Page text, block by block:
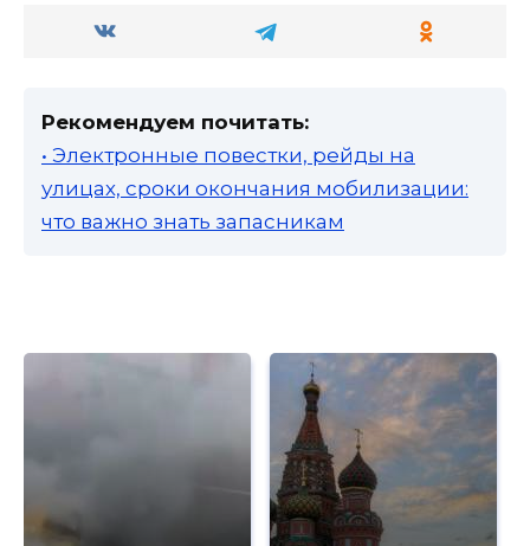
Рекомендуем почитать:
• Электронные повестки, рейды на
улицах, сроки окончания мобилизации:
что важно знать запасникам